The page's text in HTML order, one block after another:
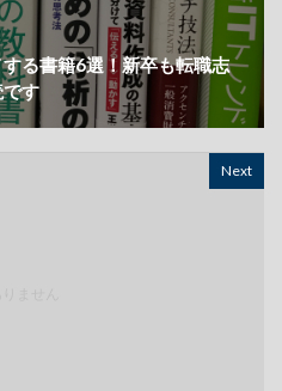
る書籍6選！新卒も転職志
す
Next